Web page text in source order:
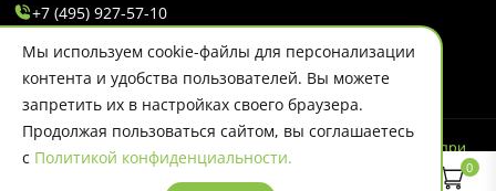
0
+7 (495) 927-57-10
info@evlart.ru
© 2026 Evlart. Сайт несет информационный характер и ни при
каких обстоятельствах не является публичной офертой.
Политика конфиденциальности
Мы используем cookie-файлы для персонализации
контента и удобства пользователей. Вы можете
запретить их в настройках своего браузера.
Продолжая пользоваться сайтом, вы соглашаетесь
с Политикой конфиденциальности.